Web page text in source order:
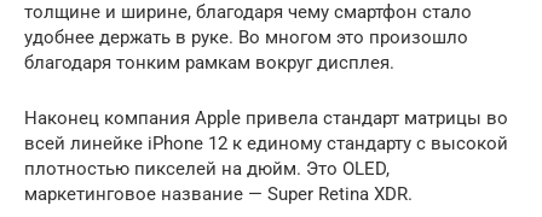
толщине и ширине, благодаря чему смартфон стало
удобнее держать в руке. Во многом это произошло
благодаря тонким рамкам вокруг дисплея.
Наконец компания Apple привела стандарт матрицы во
всей линейке iPhone 12 к единому стандарту с высокой
плотностью пикселей на дюйм. Это OLED,
маркетинговое название — Super Retina XDR.